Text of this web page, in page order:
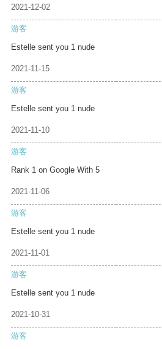
2021-12-02
游客
Estelle sent you 1 nude
2021-11-15
游客
Estelle sent you 1 nude
2021-11-10
游客
Rank 1 on Google With 5
2021-11-06
游客
Estelle sent you 1 nude
2021-11-01
游客
Estelle sent you 1 nude
2021-10-31
游客